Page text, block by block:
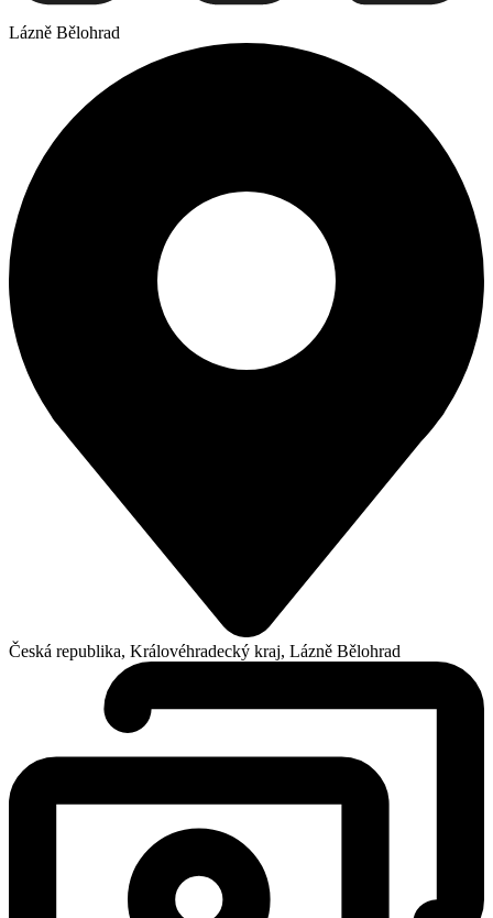
Lázně Bělohrad
Česká republika, Královéhradecký kraj, Lázně Bělohrad